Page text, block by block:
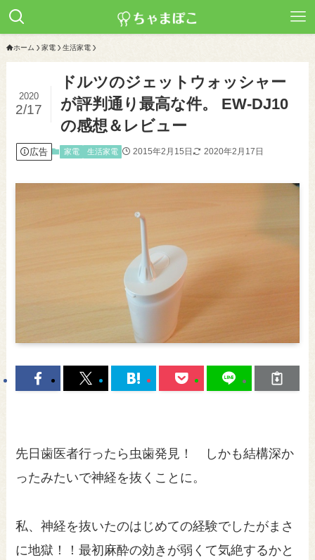
ホーム 家電 生活家電
ドルツのジェットウォッシャー
が評判通り最高な件。 EW-DJ10
の感想＆レビュー
2020
2/17
広告 家電 生活家電 2015年2月15日 2020年2月17日
先日歯医者行ったら虫歯発見！ しかも結構深か
ったみたいで神経を抜くことに。
私、神経を抜いたのはじめての経験でしたがまさ
に地獄！！最初麻酔の効きが弱くて気絶するかと